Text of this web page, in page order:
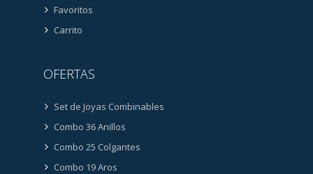
Favoritos
Carrito
OFERTAS
Set de Joyas Combinables
Combo 36 Anillos
Combo 25 Colgantes
Combo 19 Aros